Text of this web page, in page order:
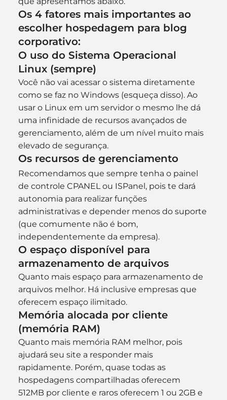
Os 4 fatores mais importantes ao
escolher hospedagem para blog
corporativo:
O uso do Sistema Operacional
Linux (sempre)
Você não vai acessar o sistema diretamente
como se faz no Windows (esqueça disso). Ao
usar o Linux em um servidor o mesmo lhe dá
uma infinidade de recursos avançados de
gerenciamento, além de um nível muito mais
elevado de segurança.
Os recursos de gerenciamento
Recomendamos que sempre tenha o painel
de controle CPANEL ou ISPanel, pois te dará
autonomia para realizar funções
administrativas e depender menos do suporte
(que comumente não é bom,
independentemente da empresa).
O espaço disponível para
armazenamento de arquivos
Quanto mais espaço para armazenamento de
arquivos melhor. Há inclusive empresas que
oferecem espaço ilimitado.
Memória alocada por cliente
(memória RAM)
Quanto mais memória RAM melhor, pois
ajudará seu site a responder mais
rapidamente. Porém, quase todas as
hospedagens compartilhadas oferecem
512MB por cliente e raros oferecem 1 ou 2GB e